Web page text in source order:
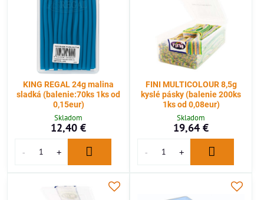
KING REGAL 24g malina
sladká (balenie:70ks 1ks od
0,15eur)
Skladom
12,40 €
FINI MULTICOLOUR 8,5g
kyslé pásky (balenie 200ks
1ks od 0,08eur)
Skladom
19,64 €